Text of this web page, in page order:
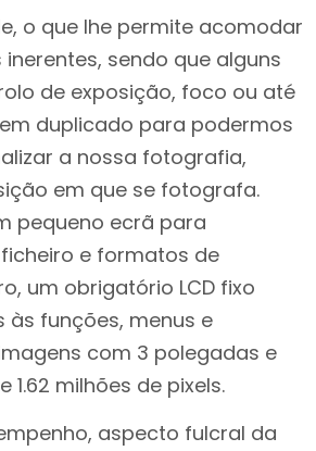
o que lhe permite acomodar
sendo que alguns
de exposição, foco ou até
duplicado para podermos
a nossa fotografia,
em que se fotografa.
pequeno ecrã para
e formatos de
um obrigatório LCD fixo
funções, menus e
com 3 polegadas e
1.62 milhões de pixels.
aspecto fulcral da